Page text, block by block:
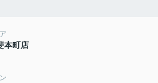
本町店